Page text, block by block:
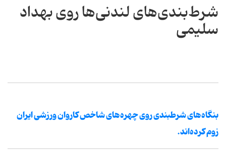
شرط‌بندی‌های لندنی‌ها روی بهداد
سلیمی
بنگاه‌های شرطبندی روی چهره‌های شاخص کاروان ورزشی ایران
زوم کرده‌اند.